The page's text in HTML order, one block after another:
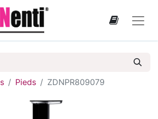
Pieds ZDNPR809079